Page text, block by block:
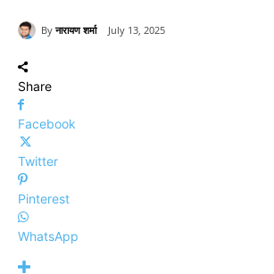
By नारायण शर्मा July 13, 2025
Share
Facebook
Twitter
Pinterest
WhatsApp